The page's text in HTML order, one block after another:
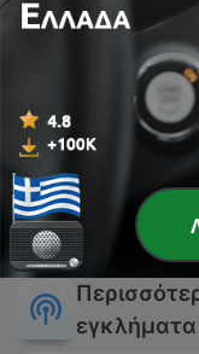
55 - Cardenal
enemigo de
Εμφάνιση
εγκλήματα